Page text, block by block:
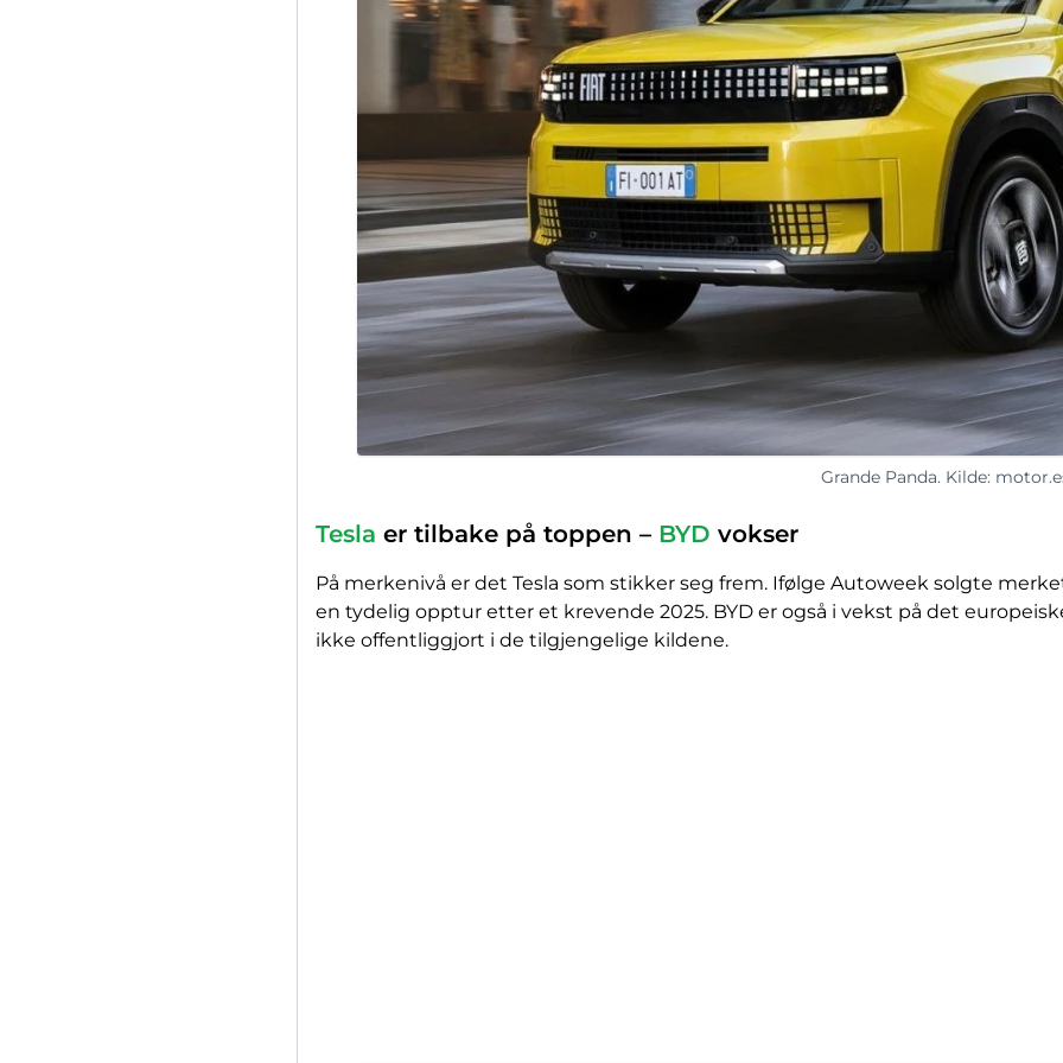
Grande Panda. Kilde:
Tesla er tilbake på toppen – BYD vokser
På merkenivå er det Tesla som stikker seg frem. Ifølge Autoweek solgte
en tydelig opptur etter et krevende 2025. BYD er også i vekst på det
ikke offentliggjort i de tilgjengelige kildene.